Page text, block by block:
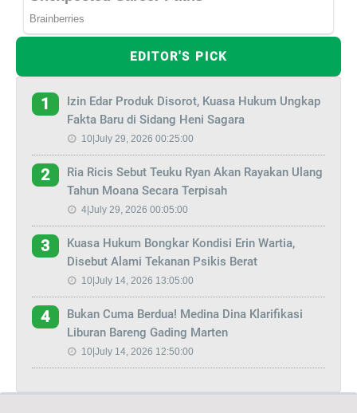
EDITOR'S PICK
1
Izin Edar Produk Disorot, Kuasa Hukum Ungkap
Fakta Baru di Sidang Heni Sagara
10|July 29, 2026 00:25:00
2
Ria Ricis Sebut Teuku Ryan Akan Rayakan Ulang
Tahun Moana Secara Terpisah
4|July 29, 2026 00:05:00
3
Kuasa Hukum Bongkar Kondisi Erin Wartia,
Disebut Alami Tekanan Psikis Berat
10|July 14, 2026 13:05:00
4
Bukan Cuma Berdua! Medina Dina Klarifikasi
Liburan Bareng Gading Marten
10|July 14, 2026 12:50:00